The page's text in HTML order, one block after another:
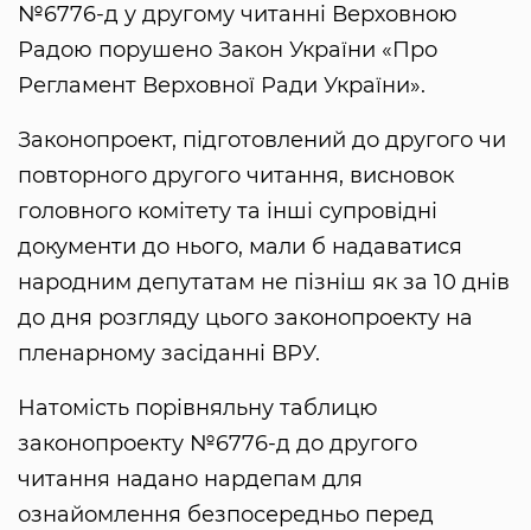
№6776-д у другому читанні Верховною
Радою порушено Закон України «Про
Регламент Верховної Ради України».
Законопроект, підготовлений до другого чи
повторного другого читання, висновок
головного комітету та інші супровідні
документи до нього, мали б надаватися
народним депутатам не пізніш як за 10 днів
до дня розгляду цього законопроекту на
пленарному засіданні ВРУ.
Натомість порівняльну таблицю
законопроекту №6776-д до другого
читання надано нардепам для
ознайомлення безпосередньо перед